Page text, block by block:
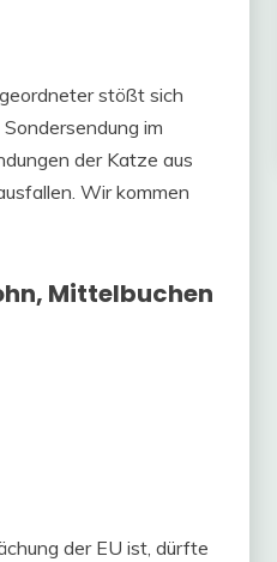
stößt sich
im
der Katze aus
Wir kommen
Mittelbuchen
der EU ist, dürfte